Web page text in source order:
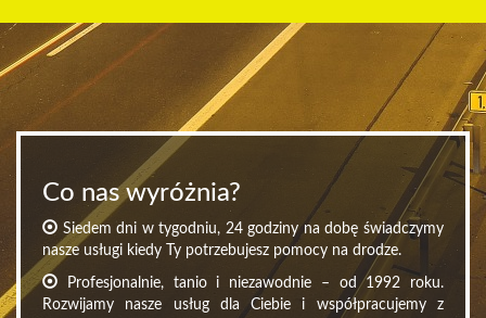
Co nas wyróżnia?
Siedem dni w tygodniu, 24 godziny na dobę świadczymy
nasze usługi kiedy Ty potrzebujesz pomocy na drodze.
Profesjonalnie, tanio i niezawodnie – od 1992 roku.
Rozwijamy nasze usług dla Ciebie i współpracujemy z